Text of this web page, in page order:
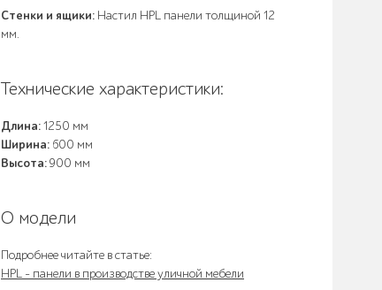
Стенки и ящики: Настил HPL панели толщиной 12
мм.
Технические характеристики:
Длина:1250 мм
Ширина: 600 мм
Высота:900 мм
О модели
Подробнее читайте в статье:
HPL - панели в производстве уличной мебели